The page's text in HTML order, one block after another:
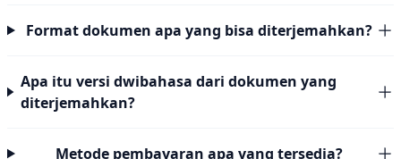
Format dokumen apa yang bisa diterjemahkan?
Apa itu versi dwibahasa dari dokumen yang
diterjemahkan?
Metode pembayaran apa yang tersedia?